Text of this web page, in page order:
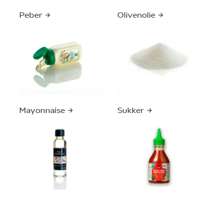
Peber Olivenolie
Mayonnaise Sukker